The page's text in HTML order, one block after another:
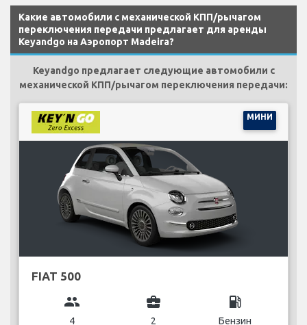
Какие автомобили с механической КПП/рычагом
переключения передачи предлагает для аренды
Keyandgo на Аэропорт Madeira?
Keyandgo предлагает следующие автомобили с
механической КПП/рычагом переключения передачи:
МИНИ
FIAT 500
group
4
business_center
2
local_gas_station
Бензин